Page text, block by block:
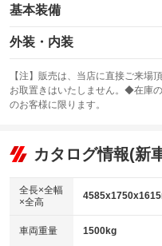
基本装備
エアバッグ：運転席/助手席
：装備あり
：装備あり
サンルーフ
：装備なし
リフトアップ
：装備なし
：装備なし
パワーウィンドウ
アイドリングストップ
：装備あり
外装・内装
カーナビ：HDDナビ
：装備あり
TV：ワンセグ
：装備あり
ビジュアル：-／DVD再生
：装備あり
アルミホイール：16インチ
：装備あり
【注】販売は、当店に直接ご来
お取置きはいたしません。◆在庫
のお客様に限ります。
カタログ情報(新
全長×全幅
×全高
車両重量 1500kg